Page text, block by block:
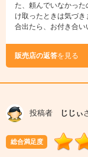
た、頼んでいなかっ
け取ったときは気づ
合出たら、お付き合
販売店の返答を見る
投稿者 じじぃ
総合満足度